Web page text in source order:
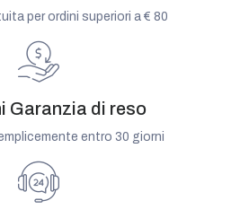
per ordini superiori a € 80
Garanzia di reso
entro 30 giorni